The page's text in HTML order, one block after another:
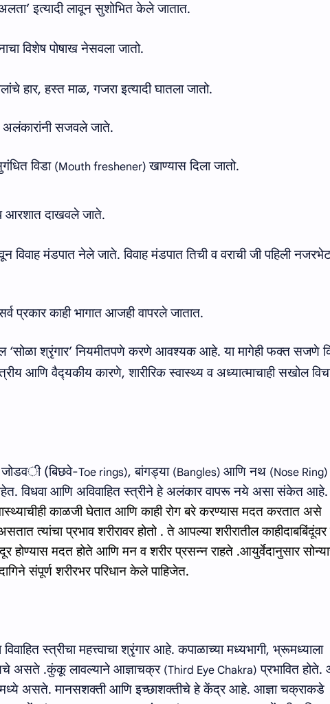
’इत्यादी लावून सुशोभित केले जातात.
विशेष पोषाख नेसवला जातो.
हार,हस्त माळ,गजरा इत्यादी घातला जातो.
अलंकारांनी सजवले जाते.
विडा (Mouth freshener) खाण्यास दिला जातो.
आरशात दाखवले जाते.
विवाह मंडपात नेले जाते.विवाह मंडपात तिची व वराची जी पहिली
प्रकार काही भागात आजही वापरले जातात.
‘सोळा श्रृंगार’नियमीतपणे करणे आवश्‍यक आहे. या मागेही फक्‍त सजणे
आणि वैद्‍यकीय कारणे, शारीरिक स्वास्थ्य व अध्यात्माचाही सखोल
जोडवी (बिछवे-Toe rings), बांगड्या (Bangles) आणि नथ (Nose Ring)
.विधवा आणि अविवाहित स्त्रीने हे अलंकार वापरू नये असा संकेत आहे
काळजी घेतात आणि काही रोग बरे करण्यास मदत करतात असे
त्यांचा प्रभाव शरीरावर होतो . ते आपल्या शरीरातील काही
होण्यास मदत होते आणि मन व शरीर प्रसन्न राहते .आयुर्वेदानुसार
संपूर्ण शरीरभर परिधान केले पाहिजेत.
स्त्रीचा महत्त्वाचा श्रृंगार आहे.कपाळाच्या मध्यभागी, भ्रूमध्याला
असते.कुंकू लावल्याने आज्ञाचक्र (Third Eye Chakra) प्रभावित होते.
मध्‍ये असते. मानसशक्‍ती आणि इच्‍छाशक्‍तीचे हे केंद्र आहे. आज्ञा चक्राकडे